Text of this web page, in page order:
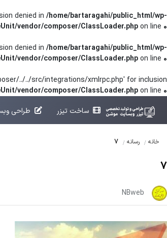
denied in /home/bartaragahi/public_html/wp-
vendor/composer/ClassLoader.phpon line 0
denied in /home/bartaragahi/public_html/wp-
vendor/composer/ClassLoader.phpon line 0
../../src/integrations/xmlrpc.php' for inclusion
vendor/composer/ClassLoader.phpon line 0
ساخت تیزر
طراحی
خانه رسانه
7
NBweb